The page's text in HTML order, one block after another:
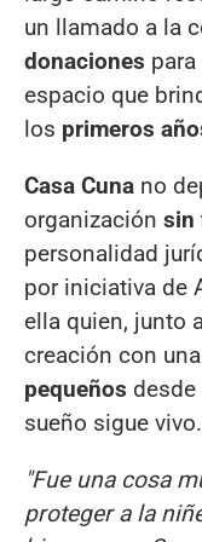
un llamado a la
donaciones
espacio que
los primeros
Casa Cuna no
organización sin
personalidad
por iniciativa de
ella quien, junto
creación con
pequeños
sueño sigue vivo.
"Fue una cosa
proteger a la